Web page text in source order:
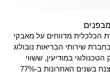
הכלכלית מדווחים על מאבקי
שירותי הבריאות נובולוג
במודיעין, ששווי
בשנים האחרונות ב-77%